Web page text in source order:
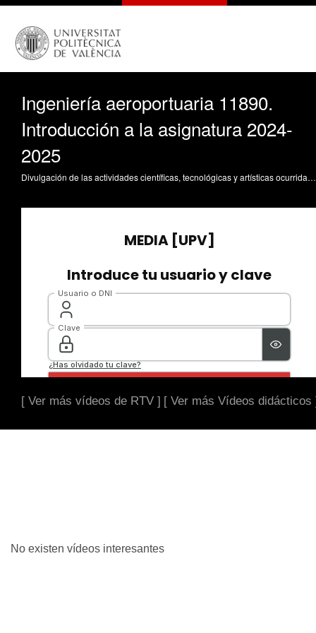
Ingeniería aeroportuaria 11890.
Introducción a la asignatura 2024-
2025
Divulgación de las actividades científicas, tecnológicas y artísticas ocurridas en los tres campus de la UPV
[ Ver más vídeos de RTV ] [ Ver más Vídeos didácticos
No existen vídeos interesantes